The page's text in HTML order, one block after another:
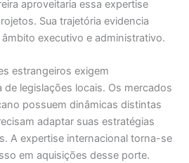
aproveitaria essa expertise
Sua trajetória evidencia
executivo e administrativo.
estrangeiros exigem
legislações locais. Os mercados
possuem dinâmicas distintas
adaptar suas estratégias
A expertise internacional torna-se
em aquisições desse porte.